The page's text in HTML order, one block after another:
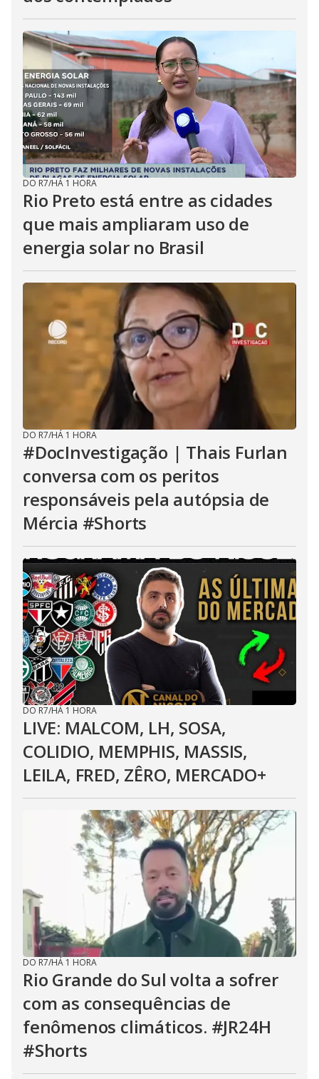
DO R7/HÁ 1 HORA
Rio Preto está entre as cidades
que mais ampliaram uso de
energia solar no Brasil
DO R7/HÁ 1 HORA
#DocInvestigação | Thais Furlan
conversa com os peritos
responsáveis pela autópsia de
Mércia #Shorts
DO R7/HÁ 1 HORA
LIVE: MALCOM, LH, SOSA,
COLIDIO, MEMPHIS, MASSIS,
LEILA, FRED, ZÊRO, MERCADO+
DO R7/HÁ 1 HORA
Rio Grande do Sul volta a sofrer
com as consequências de
fenômenos climáticos. #JR24H
#Shorts